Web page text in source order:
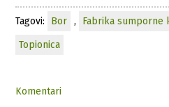
Tagovi: Bor , Fabrika sumporne
Topionica
Komentari